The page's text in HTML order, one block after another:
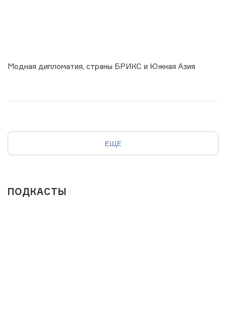
ПОДКАСТЫ
Модная дипломатия, страны БРИКС и Южная Азия
ЕЩЕ